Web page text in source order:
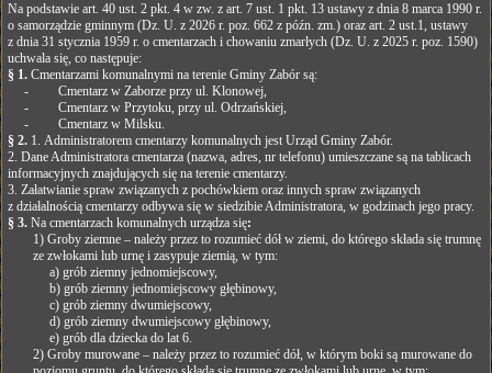
Na podstawie art. 40 ust. 2 pkt. 4 w zw. z art. 7 ust. 1 pkt. 13 ustawy z dnia 8 marca 1990 r.
o samorządzie gminnym (Dz. U. z 2026 r. poz. 662 z późn. zm.) oraz art. 2 ust.1, ustawy
z dnia 31 stycznia 1959 r. o cmentarzach i chowaniu zmarłych (Dz. U. z 2025 r. poz. 1590)
uchwala się, co następuje:
§ 1.Cmentarzami komunalnymi na terenie Gminy Zabór są:
- Cmentarz w Zaborze przy ul. Klonowej,
- Cmentarz w Przytoku, przy ul. Odrzańskiej,
- Cmentarz w Milsku.
§ 2. 1. Administratorem cmentarzy komunalnych jest Urząd Gminy Zabór.
2. Dane Administratora cmentarza (nazwa, adres, nr telefonu) umieszczane są na tablicach
informacyjnych znajdujących się na terenie cmentarzy.
3. Załatwianie spraw związanych z pochówkiem oraz innych spraw związanych
z działalnością cmentarzy odbywa się w siedzibie Administratora, w godzinach jego pracy.
§ 3.Na cmentarzach komunalnych urządza się:
1) Groby ziemne – należy przez to rozumieć dół w ziemi, do którego składa się trumnę
ze zwłokami lub urnę i zasypuje ziemią, w tym:
a) grób ziemny jednomiejscowy,
b) grób ziemny jednomiejscowy głębinowy,
c) grób ziemny dwumiejscowy,
d) grób ziemny dwumiejscowy głębinowy,
e) grób dla dziecka do lat 6.
2) Groby murowane – należy przez to rozumieć dół, w którym boki są murowane do